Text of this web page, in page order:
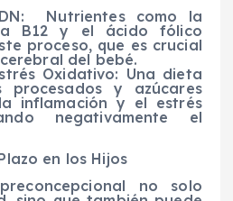
Nutrientes como la
B12 y el ácido fólico
proceso, que es crucial
del bebé.
Oxidativo: Una dieta
procesados y azúcares
inflamación y el estrés
negativamente el
en los Hijos
no solo